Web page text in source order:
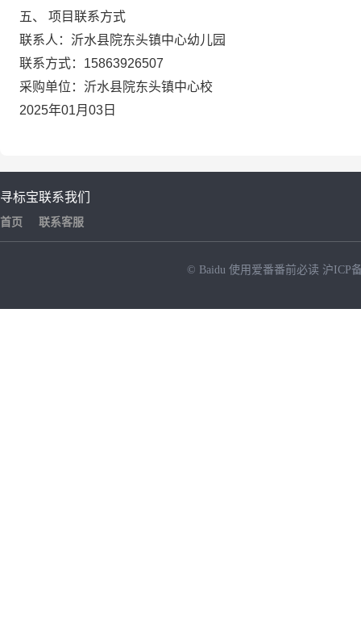
五、 项目联系方式
联系人：沂水县院东头镇中心幼儿园
联系方式：15863926507
采购单位：沂水县院东头镇中心校
2025年01月03日
寻标宝
首页
联系我们
联系客服
© Baidu 使用爱番番前必读 沪ICP